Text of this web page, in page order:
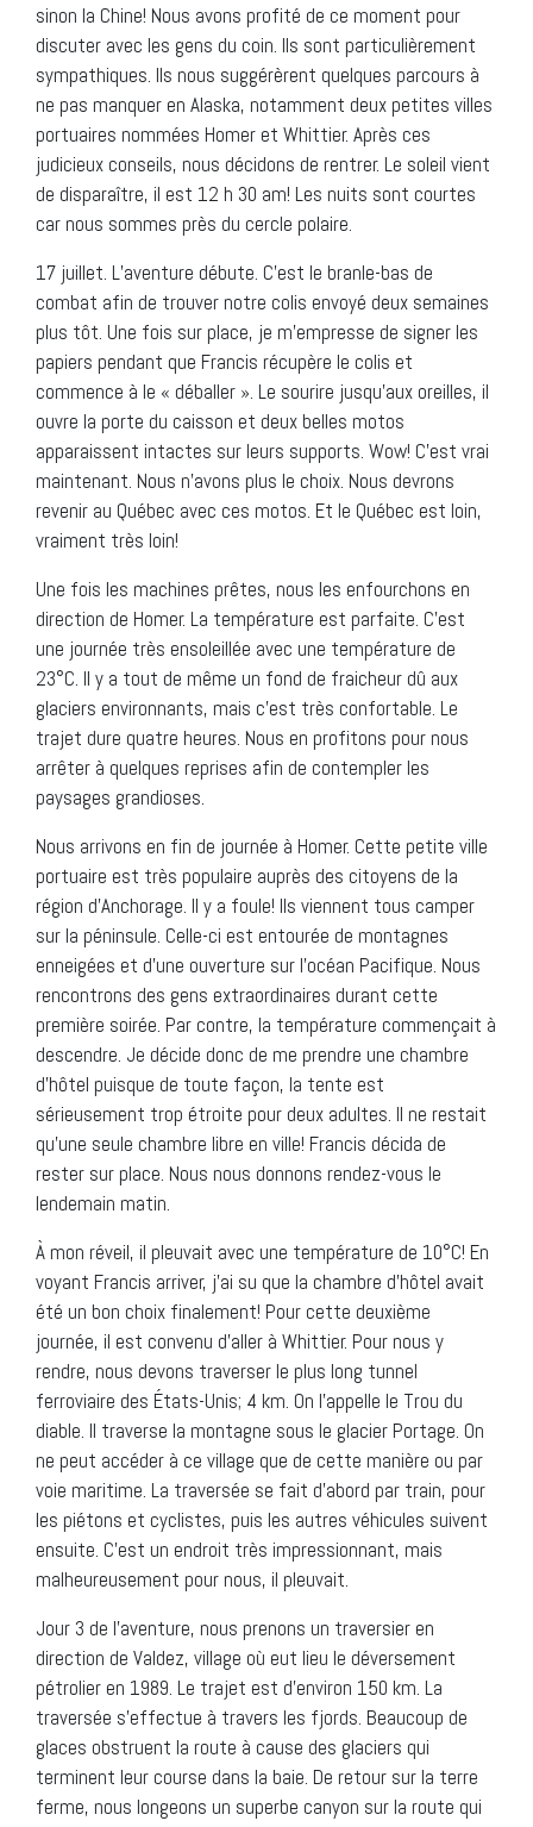
sinon la Chine! Nous avons profité de ce moment pour
discuter avec les gens du coin. Ils sont particulièrement
sympathiques. Ils nous suggérèrent quelques parcours à
ne pas manquer en Alaska, notamment deux petites villes
portuaires nommées Homer et Whittier. Après ces
judicieux conseils, nous décidons de rentrer. Le soleil vient
de disparaître, il est 12 h 30 am! Les nuits sont courtes
car nous sommes près du cercle polaire.
17 juillet. L’aventure débute. C’est le branle-bas de
combat afin de trouver notre colis envoyé deux semaines
plus tôt. Une fois sur place, je m’empresse de signer les
papiers pendant que Francis récupère le colis et
commence à le « déballer ». Le sourire jusqu’aux oreilles, il
ouvre la porte du caisson et deux belles motos
apparaissent intactes sur leurs supports. Wow! C’est vrai
maintenant. Nous n’avons plus le choix. Nous devrons
revenir au Québec avec ces motos. Et le Québec est loin,
vraiment très loin!
Une fois les machines prêtes, nous les enfourchons en
direction de Homer. La température est parfaite. C’est
une journée très ensoleillée avec une température de
23°C. Il y a tout de même un fond de fraicheur dû aux
glaciers environnants, mais c’est très confortable. Le
trajet dure quatre heures. Nous en profitons pour nous
arrêter à quelques reprises afin de contempler les
paysages grandioses.
Nous arrivons en fin de journée à Homer. Cette petite ville
portuaire est très populaire auprès des citoyens de la
région d’Anchorage. Il y a foule! Ils viennent tous camper
sur la péninsule. Celle-ci est entourée de montagnes
enneigées et d’une ouverture sur l’océan Pacifique. Nous
rencontrons des gens extraordinaires durant cette
première soirée. Par contre, la température commençait à
descendre. Je décide donc de me prendre une chambre
d’hôtel puisque de toute façon, la tente est
sérieusement trop étroite pour deux adultes. Il ne restait
qu’une seule chambre libre en ville! Francis décida de
rester sur place. Nous nous donnons rendez-vous le
lendemain matin.
À mon réveil, il pleuvait avec une température de 10°C! En
voyant Francis arriver, j’ai su que la chambre d’hôtel avait
été un bon choix finalement! Pour cette deuxième
journée, il est convenu d’aller à Whittier. Pour nous y
rendre, nous devons traverser le plus long tunnel
ferroviaire des États-Unis; 4 km. On l’appelle le Trou du
diable. Il traverse la montagne sous le glacier Portage. On
ne peut accéder à ce village que de cette manière ou par
voie maritime. La traversée se fait d’abord par train, pour
les piétons et cyclistes, puis les autres véhicules suivent
ensuite. C’est un endroit très impressionnant, mais
malheureusement pour nous, il pleuvait.
Jour 3 de l’aventure, nous prenons un traversier en
direction de Valdez, village où eut lieu le déversement
pétrolier en 1989. Le trajet est d’environ 150 km. La
traversée s’effectue à travers les fjords. Beaucoup de
glaces obstruent la route à cause des glaciers qui
terminent leur course dans la baie. De retour sur la terre
ferme, nous longeons un superbe canyon sur la route qui